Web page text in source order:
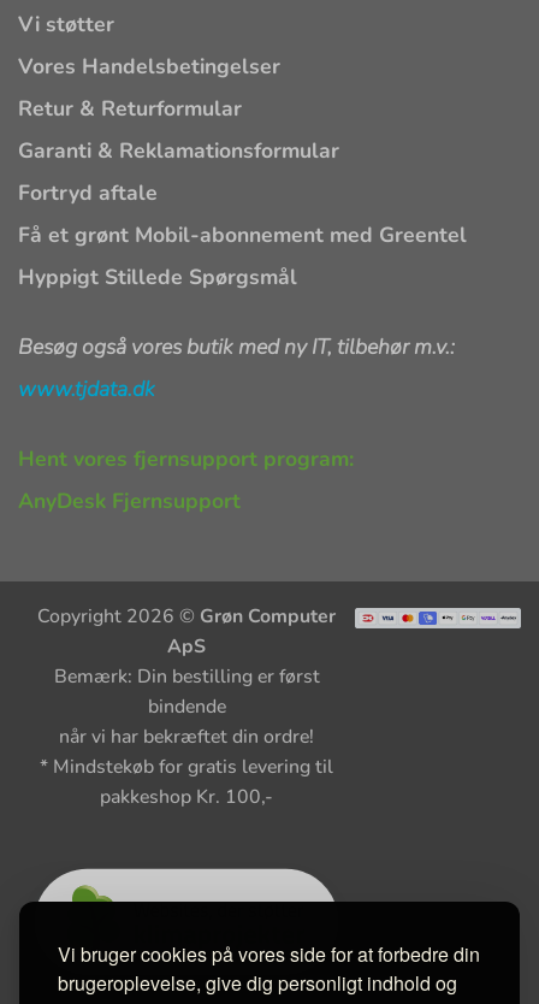
Vi bruger cookies på vores side for at forbedre din
brugeroplevelse, give dig personligt indhold og
Vi støtter
Vores Handelsbetingelser
Retur & Returformular
Garanti & Reklamationsformular
Fortryd aftale
Få et grønt Mobil-abonnement med Greentel
Hyppigt Stillede Spørgsmål
Besøg også vores butik med ny IT, tilbehør m.v.:
www.tjdata.dk
Hent vores fjernsupport program:
AnyDesk Fjernsupport
Copyright 2026 © Grøn Computer
ApS
Bemærk: Din bestilling er først
bindende
når vi har bekræftet din ordre!
* Mindstekøb for gratis levering til
pakkeshop Kr. 100,-